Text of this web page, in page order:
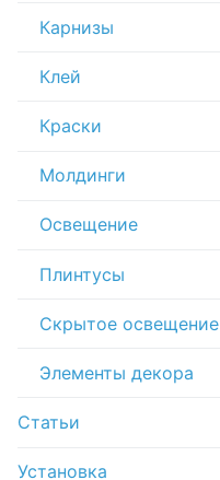
Карнизы
Клей
Краски
Молдинги
Освещение
Плинтусы
Скрытое освещение
Элементы декора
Статьи
Установка